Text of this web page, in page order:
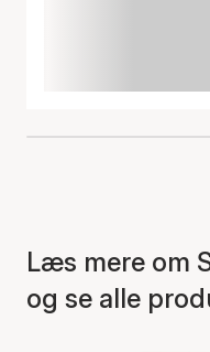
Læs mere om
og se alle